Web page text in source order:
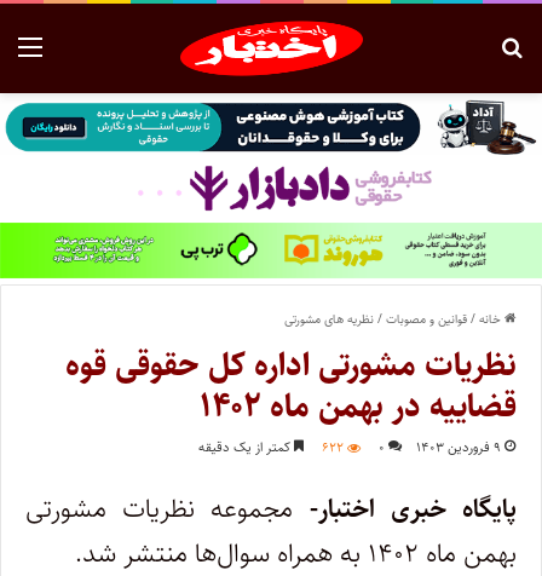
خانه/قوانین و مصوبات/نظریه های مشورتی
نظریات مشورتی اداره کل حقوقی قوه
قضاییه در بهمن ماه ۱۴۰۲
۹ فروردین ۱۴۰۳ ۰ ۶۲۲ کمتر از یک دقیقه
پایگاه خبری اختبار- مجموعه نظریات مشورتی
بهمن ماه ۱۴۰۲ به همراه سوال‌ها منتشر شد.